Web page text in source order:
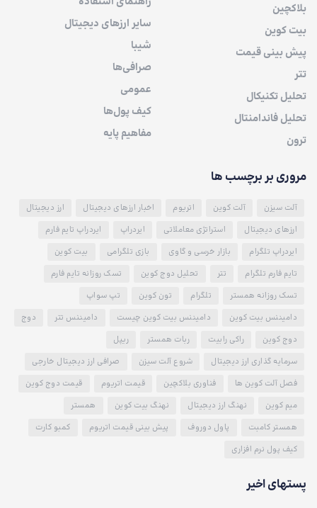
بلاکچین
بیت کوین
پیش بینی قیمت
تتر
تحلیل تکنیکال
تحلیل فاندامنتال
ترون
سایر ارزهای دیجیتال
شیبا
صرافی‌ها
عمومی
کیف پول‌ها
مفاهیم پایه
مروری بر برچسب ها
آلت سیزن آلت کوین اتریوم اخبار ارزهای دیجیتال
ارز دیجیتال
ارزهای دیجیتال
استراتژی معاملاتی ایردراپ
ایردراپ تایم فارم
ایردراپ تلگرام
بازار خرسی و گاوی بازی تلگرامی
بیت کوین
تایم فارم تلگرام
تتر تحلیل دوج کوین
تسک روزانه تایم فارم
تسک روزانه همستر
تلگرام تون کوین
تپ سواپ
دامیننس بیت کوین
دامیننس بیت کوین چیست دامیننس تتر
دوج
دوج کوین
راکی رابیت ربات همستر
ریپل
سرمایه گذاری ارز دیجیتال
شروع آلت سیزن
صرافی ارز دیجیتال خارجی
فصل آلت کوین ها
فناوری بلاکچین قیمت اتریوم
قیمت دوج کوین
میم کوین
نهنگ ارز دیجیتال نهنگ بیت کوین
همستر
همستر کامبت
پاول دوروف پیش بینی قیمت اتریوم
کمبو کارت
کیف پول نرم افزاری
پستهای اخیر